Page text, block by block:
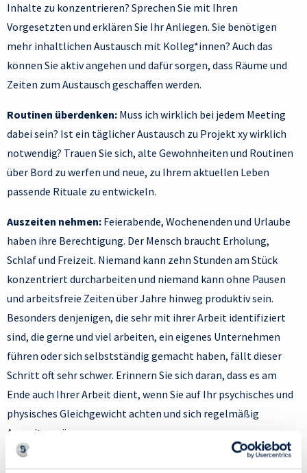
Inhalte zu konzentrieren? Sprechen Sie mit Ihren
Vorgesetzten und erklären Sie Ihr Anliegen. Sie benötigen
mehr inhaltlichen Austausch mit Kolleg*innen? Auch das
können Sie aktiv angehen und dafür sorgen, dass Räume und
Zeiten zum Austausch geschaffen werden.
Routinen überdenken: Muss ich wirklich bei jedem Meeting
dabei sein? Ist ein täglicher Austausch zu Projekt xy wirklich
notwendig? Trauen Sie sich, alte Gewohnheiten und Routinen
über Bord zu werfen und neue, zu Ihrem aktuellen Leben
passende Rituale zu entwickeln.
Auszeiten nehmen: Feierabende, Wochenenden und Urlaube
haben ihre Berechtigung. Der Mensch braucht Erholung,
Schlaf und Freizeit. Niemand kann zehn Stunden am Stück
konzentriert durcharbeiten und niemand kann ohne Pausen
und arbeitsfreie Zeiten über Jahre hinweg produktiv sein.
Besonders denjenigen, die sehr mit ihrer Arbeit identifiziert
sind, die gerne und viel arbeiten, ein eigenes Unternehmen
führen oder sich selbstständig gemacht haben, fällt dieser
Schritt oft sehr schwer. Erinnern Sie sich daran, dass es am
Ende auch Ihrer Arbeit dient, wenn Sie auf Ihr psychisches und
physisches Gleichgewicht achten und sich regelmäßig
Auszeiten gönnen.
2. Durchführung